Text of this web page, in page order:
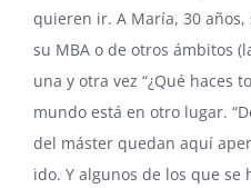
quieren ir. A María, 30
su MBA o de otros ámbitos
una y otra vez “¿Qué haces
mundo está en otro lugar.
del máster quedan aquí
ido. Y algunos de los que